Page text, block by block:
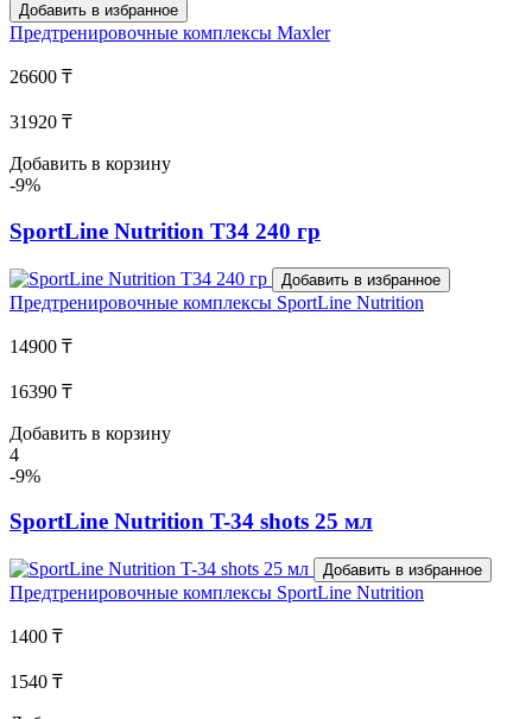
Добавить в избранное
Предтренировочные комплексы Maxler
26600 ₸
31920 ₸
Добавить в корзину
-9%
SportLine Nutrition T34 240 гр
Добавить в избранное
Предтренировочные комплексы SportLine Nutrition
14900 ₸
16390 ₸
Добавить в корзину
4
-9%
SportLine Nutrition T-34 shots 25 мл
Добавить в избранное
Предтренировочные комплексы SportLine Nutrition
1400 ₸
1540 ₸